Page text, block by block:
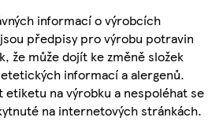
informací o výrobcích
předpisy pro výrobu potravin
že může dojít ke změně složek
informací a alergenů.
na výrobku a nespoléhat se
na internetových stránkách.